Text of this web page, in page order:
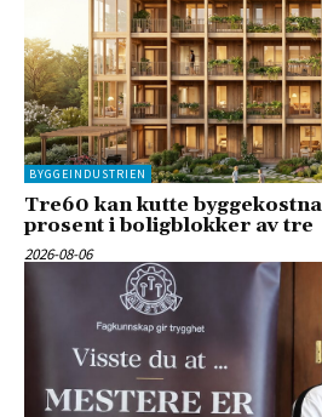
BYGGEINDUSTRIEN
Tre60 kan kutte
prosent i boligblokker av tre
2026-08-06